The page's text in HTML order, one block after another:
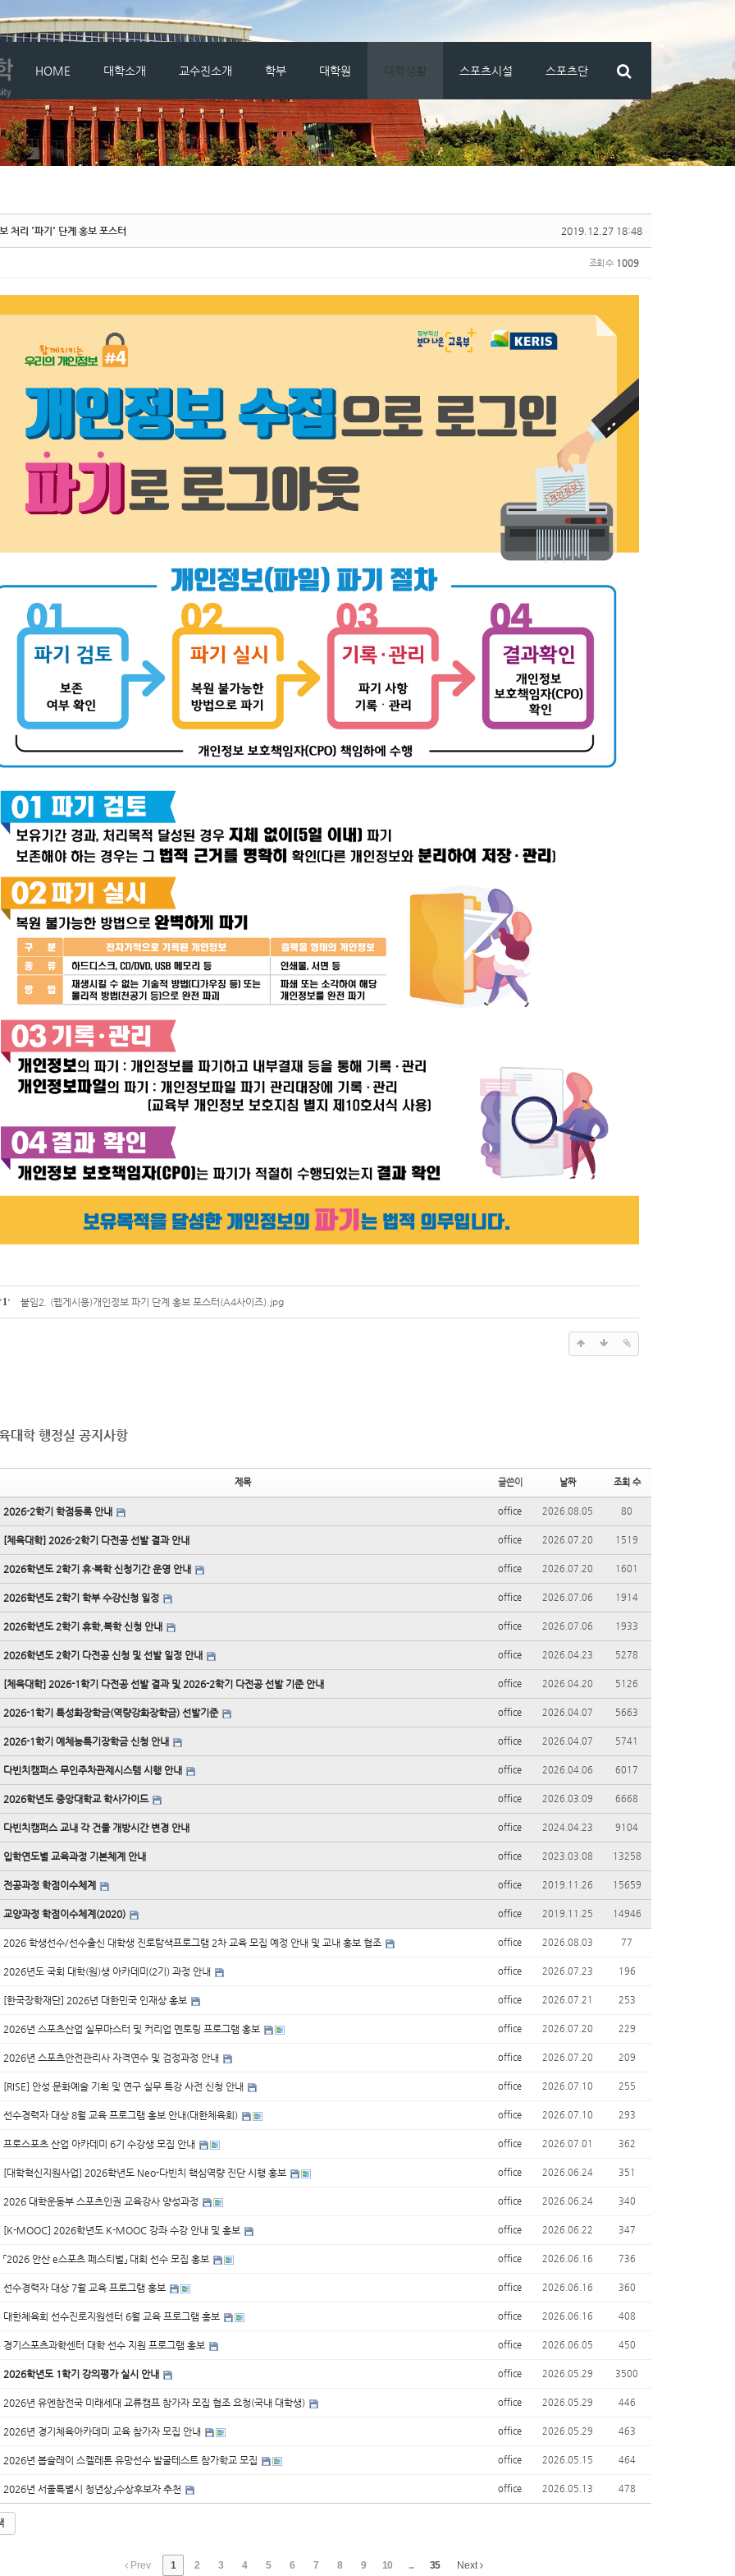
메뉴 건너뛰기
HOME 대학소개 교수진소개 학부 대학원 대학생활 스포츠시설 스포츠단
2019.12.27 18:48
처리 '파기' 단계 홍보 포스터
조회 수 1009
1' 붙임2. (웹게시용)개인정보 파기 단계 홍보 포스터(A4사이즈).jpg
대학 행정실 공지사항
제목 글쓴이 날짜 조회 수
2026-2학기 학점등록 안내 office 2026.08.05 80
[체육대학] 2026-2학기 다전공 선발 결과 안내 office 2026.07.20 1519
2026학년도 2학기 휴·복학 신청기간 운영 안내 office 2026.07.20 1601
2026학년도 2학기 학부 수강신청 일정 office 2026.07.06 1914
2026학년도 2학기 휴학,복학 신청 안내 office 2026.07.06 1933
2026학년도 2학기 다전공 신청 및 선발 일정 안내 office 2026.04.23 5278
[체육대학] 2026-1학기 다전공 선발 결과 및 2026-2학기 다전공 선발 기준 안내 office 2026.04.20 5126
2026-1학기 특성화장학금(역량강화장학금) 선발기준 office 2026.04.07 5663
2026-1학기 예체능특기장학금 신청 안내 office 2026.04.07 5741
다빈치캠퍼스 무인주차관제시스템 시행 안내 office 2026.04.06 6017
2026학년도 중앙대학교 학사가이드 office 2026.03.09 6668
다빈치캠퍼스 교내 각 건물 개방시간 변경 안내 office 2024.04.23 9104
입학연도별 교육과정 기본체계 안내 office 2023.03.08 13258
전공과정 학점이수체계 office 2019.11.26 15659
교양과정 학점이수체계(2020) office 2019.11.25 14946
2026 학생선수/선수출신 대학생 진로탐색프로그램 2차 교육 모집 예정 안내 및 교내 홍보 협조 office 2026.08.03 77
2026년도 국회 대학(원)생 아카데미(2기) 과정 안내 office 2026.07.23 196
[한국장학재단] 2026년 대한민국 인재상 홍보 office 2026.07.21 253
2026년 스포츠산업 실무마스터 및 커리업 멘토링 프로그램 홍보 office 2026.07.20 229
2026년 스포츠안전관리사 자격연수 및 검정과정 안내 office 2026.07.20 209
[RISE] 안성 문화예술 기획 및 연구 실무 특강 사전 신청 안내 office 2026.07.10 255
선수경력자 대상 8월 교육 프로그램 홍보 안내(대한체육회) office 2026.07.10 293
프로스포츠 산업 아카데미 6기 수강생 모집 안내 office 2026.07.01 362
[대학혁신지원사업] 2026학년도 Neo-다빈치 핵심역량 진단 시행 홍보 office 2026.06.24 351
2026 대학운동부 스포츠인권 교육강사 양성과정 office 2026.06.24 340
[K-MOOC] 2026학년도 K-MOOC 강좌 수강 안내 및 홍보 office 2026.06.22 347
「2026 안산 e스포츠 페스티벌」 대회 선수 모집 홍보 office 2026.06.16 736
선수경력자 대상 7월 교육 프로그램 홍보 office 2026.06.16 360
대한체육회 선수진로지원센터 6월 교육 프로그램 홍보 office 2026.06.16 408
경기스포츠과학센터 대학 선수 지원 프로그램 홍보 office 2026.06.05 450
2026학년도 1학기 강의평가 실시 안내 office 2026.05.29 3500
2026년 유엔참전국 미래세대 교류캠프 참가자 모집 협조 요청(국내 대학생) office 2026.05.29 446
2026년 경기체육아카데미 교육 참가자 모집 안내 office 2026.05.29 463
2026년 봅슬레이 스켈레톤 유망선수 발굴테스트 참가학교 모집 office 2026.05.15 464
2026년 서울특별시 청년상」수상후보자 추천 office 2026.05.13 478
Prev 1 2 3 4 5 6 7 8 9 10 ... 35 Next